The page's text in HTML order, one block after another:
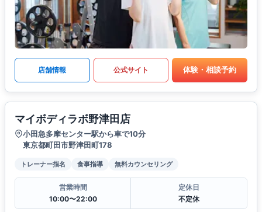
店舗情報 公式サイト 体験・相談予約
マイボディラボ野津田店
小田急多摩センター駅から車で10分
東京都町田市野津田町178
トレーナー指名 食事指導 無料カウンセリング
営業時間
10:00〜22:00
定休日
不定休